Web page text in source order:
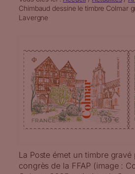
Chimbaud dessine le timbre Colmar
Lavergne
La Poste émet un timbre
congrès de la FFAP (image :